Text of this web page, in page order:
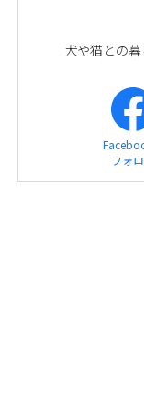
犬や猫との暮
フォ